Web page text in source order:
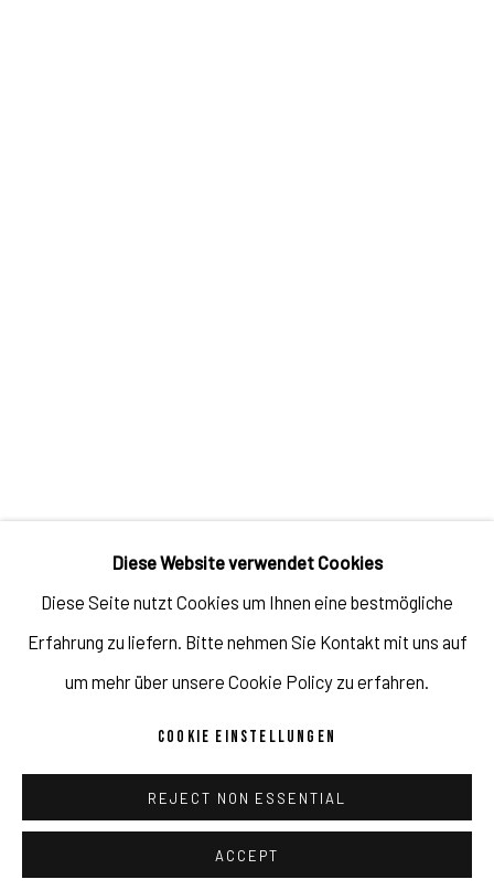
JAVIER MARTIN
Zeifang, Nico Zeifang // Obermarkt 51, 82418 Murnau am
info@pulpogallery.com
Diese Website verwendet Cookies
Diese Seite nutzt Cookies um Ihnen eine bestmögliche
Erfahrung zu liefern. Bitte nehmen Sie Kontakt mit uns auf
um mehr über unsere Cookie Policy zu erfahren.
COOKIE EINSTELLUNGEN
REJECT NON ESSENTIAL
ACCEPT
TEILEN